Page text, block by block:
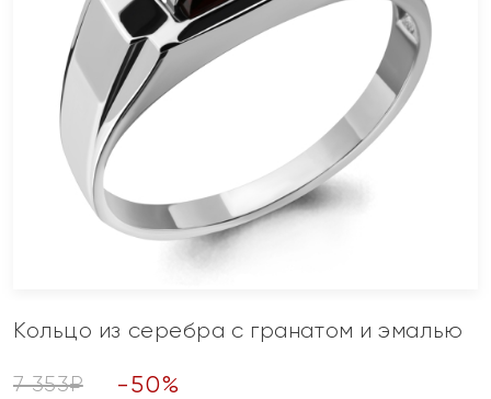
Кольцо из серебра с гранатом и эмалью
7 353₽ -50%